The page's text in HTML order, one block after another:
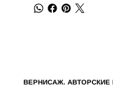
ВЕРНИСАЖ.